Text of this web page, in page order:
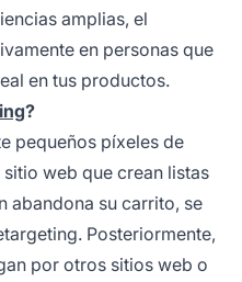
amplias, el
en personas que
en tus productos.
?
pequeños píxeles de
web que crean listas
abandona su carrito, se
Posteriormente,
por otros sitios web o